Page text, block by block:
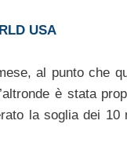
USA
al punto che
è stata
la soglia dei